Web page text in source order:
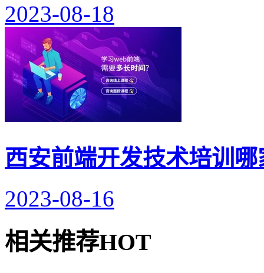
2023-08-18
西安前端开发技术培训
2023-08-16
相关推荐HOT